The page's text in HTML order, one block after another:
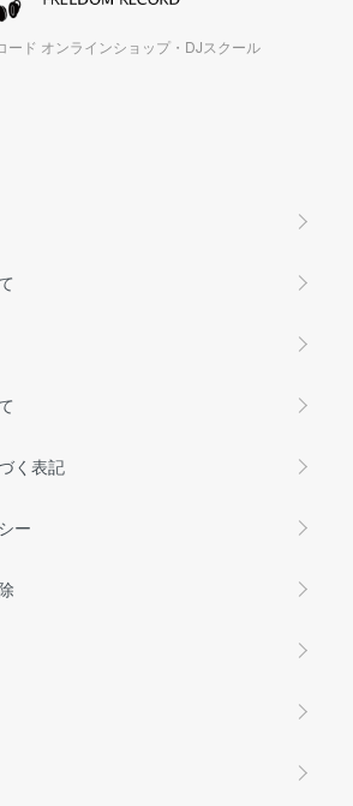
ード オンラインショップ・DJスクール
く表記
ー